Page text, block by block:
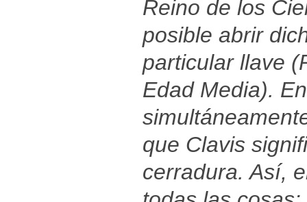
Reino de los
posible abrir
particular llave
Edad Media).
que Clavis
cerradura. Así,